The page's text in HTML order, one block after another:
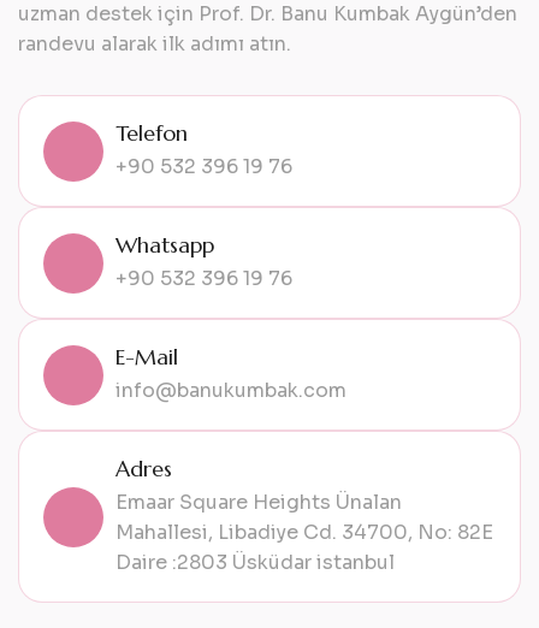
uzman destek için Prof. Dr. Banu Kumbak Aygün’den
randevu alarak ilk adımı atın.
Telefon
+90 532 396 19 76
Whatsapp
+90 532 396 19 76
E-Mail
info@banukumbak.com
Adres
Emaar Square Heights Ünalan
Mahallesi, Libadiye Cd. 34700, No: 82E
Daire :2803 Üsküdar istanbul